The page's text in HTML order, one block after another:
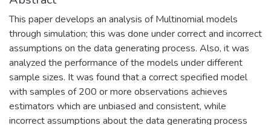
This paper develops an analysis of Multinomial models
through simulation; this was done under correct and incorrect
assumptions on the data generating process. Also, it was
analyzed the performance of the models under different
sample sizes. It was found that a correct specified model
with samples of 200 or more observations achieves
estimators which are unbiased and consistent, while
incorrect assumptions about the data generating process